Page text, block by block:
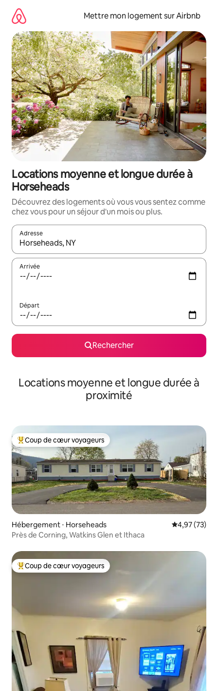
directement
contenu
Mettre mon logement sur Airbnb
Locations moyenne et longue durée à
Horseheads
Découvrez des logements où vous vous sentez comme
chez vous pour un séjour d'un mois ou plus.
Adresse
Lorsque les résultats s'affichent, utilisez les flèches vers le
Arrivée
Départ
Rechercher
Locations moyenne et longue durée à
proximité
Coups de cœur voyageurs les plus appréciés
Coup de cœur voyageurs
Hébergement ⋅ Horseheads Évaluation
4,97 (73)
Près de Corning, Watkins Glen et Ithaca
Coups de cœur voyageurs les plus appréciés
Coup de cœur voyageurs